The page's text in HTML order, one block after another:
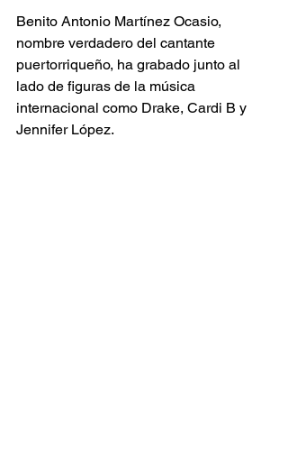
Benito Antonio Martínez Ocasio,
nombre verdadero del cantante
puertorriqueño, ha grabado junto al
lado de figuras de la música
internacional como Drake, Cardi B y
Jennifer López.